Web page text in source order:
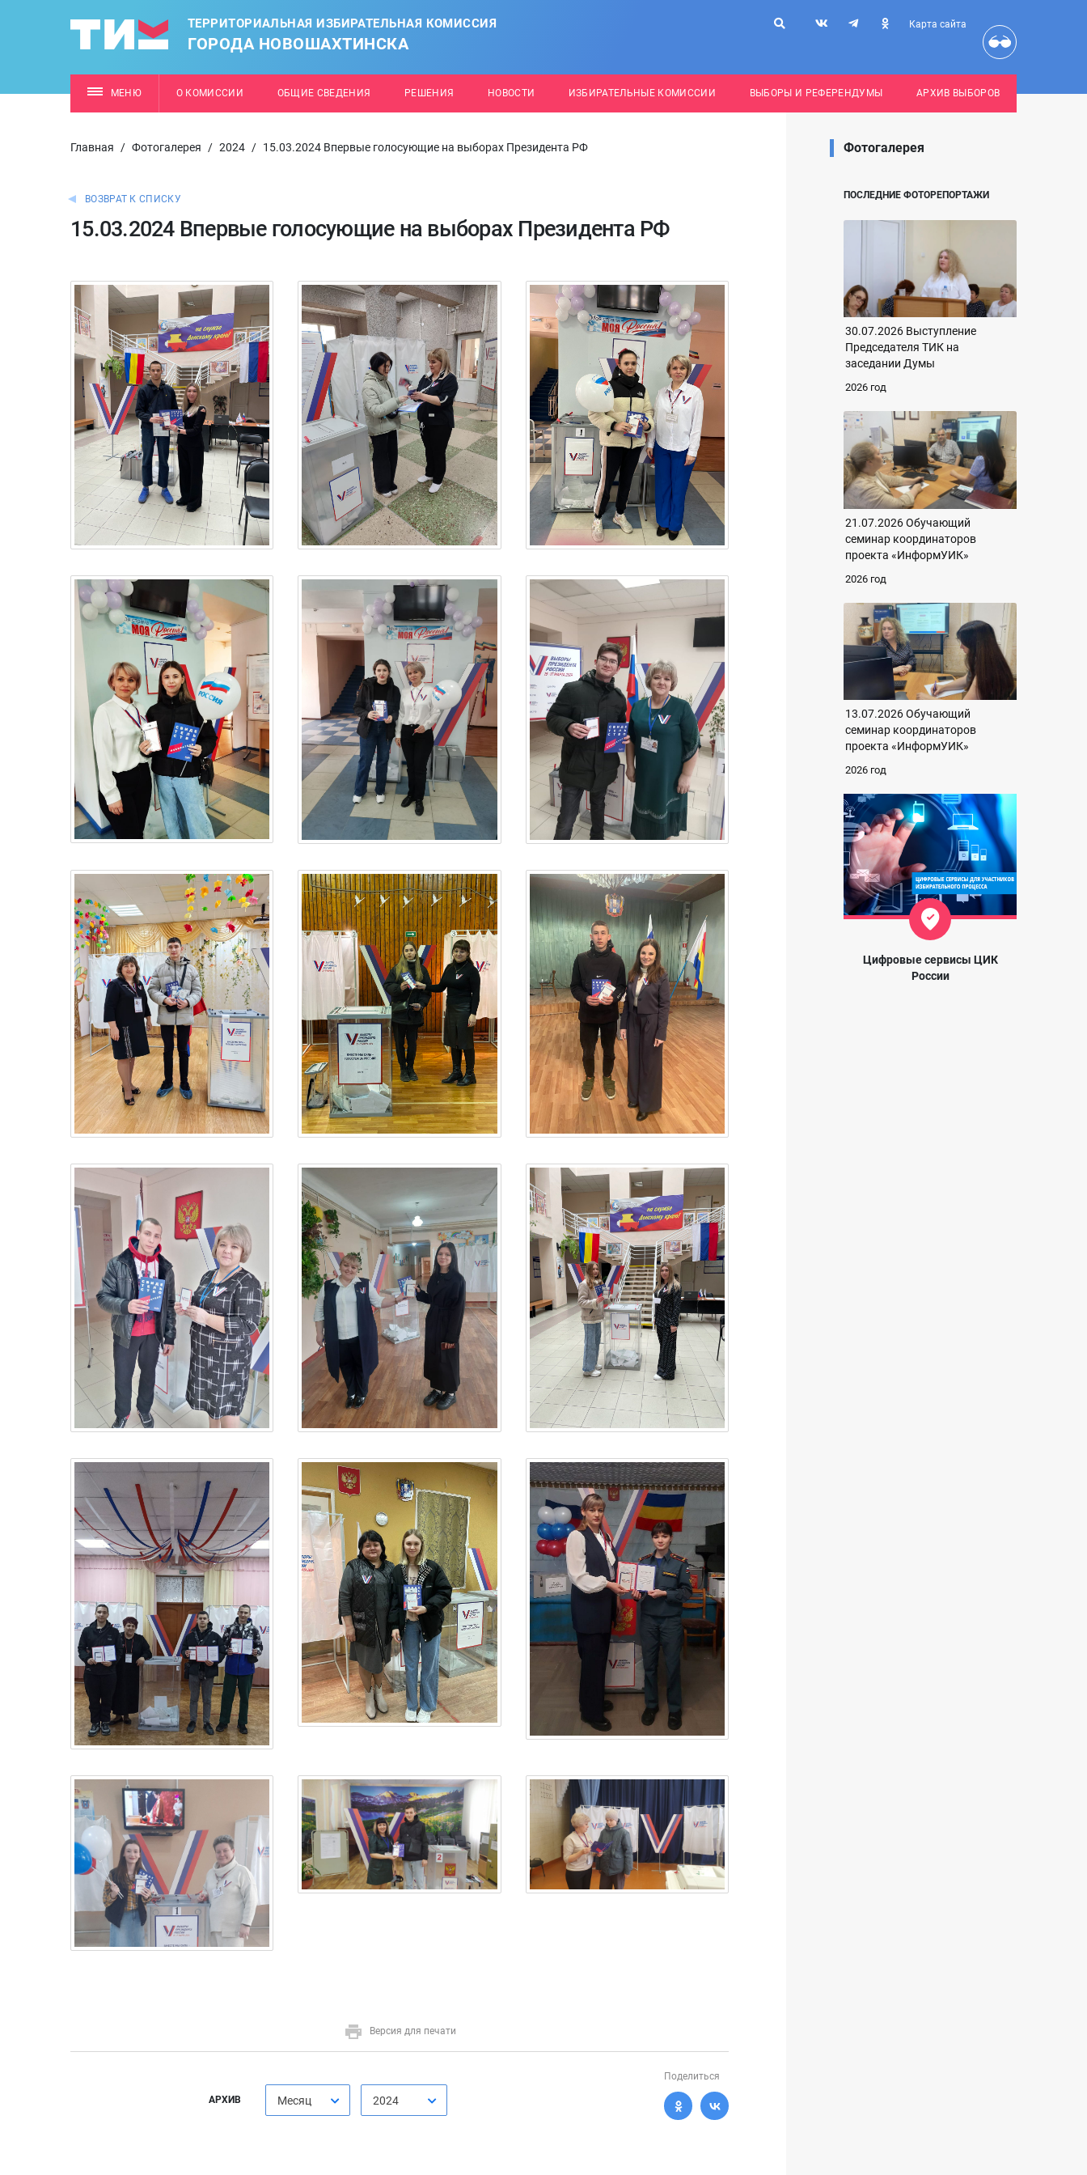
ТЕРРИТОРИАЛЬНАЯ ИЗБИРАТЕЛЬНАЯ КОМИССИЯ
ГОРОДА НОВОШАХТИНСКА
Карта сайта
МЕНЮ О КОМИССИИ ОБЩИЕ СВЕДЕНИЯ РЕШЕНИЯ НОВОСТИ ИЗБИРАТЕЛЬНЫЕ КОМИССИИ ВЫБОРЫ И РЕФЕРЕНДУМЫ АРХИВ ВЫБОРОВ
Главная / Фотогалерея / 2024 / 15.03.2024 Впервые голосующие на выборах Президента РФ
ВОЗВРАТ К СПИСКУ
15.03.2024 Впервые голосующие на выборах Президента РФ
Версия для печати
АРХИВ Месяц 2024
Поделиться
Фотогалерея
ПОСЛЕДНИЕ ФОТОРЕПОРТАЖИ
30.07.2026 Выступление
Председателя ТИК на
заседании Думы
2026 год
21.07.2026 Обучающий
семинар координаторов
проекта «ИнформУИК»
2026 год
13.07.2026 Обучающий
семинар координаторов
проекта «ИнформУИК»
2026 год
Цифровые сервисы ЦИК
России